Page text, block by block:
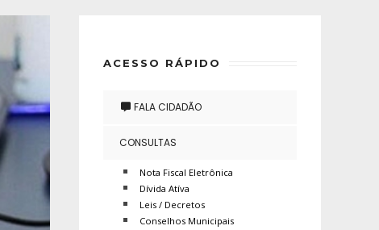
ACESSO RÁPIDO
FALA CIDADÃO
CONSULTAS
Nota Fiscal Eletrônica
Dívida Atíva
Leis / Decretos
Conselhos Municipais